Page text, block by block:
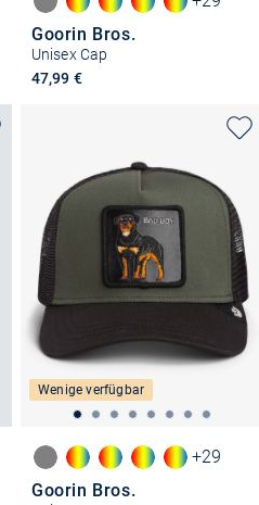
Goorin Bros.
Unisex Cap
47,99 €
Wenige verfügbar
+29
Goorin Bros.